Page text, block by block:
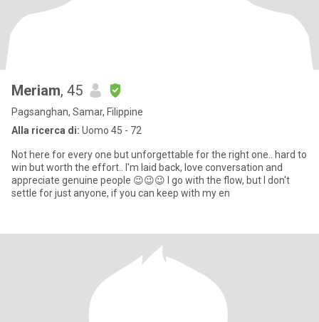
Meriam, 45
Pagsanghan, Samar, Filippine
Alla ricerca di: Uomo 45 - 72
Not here for every one but unforgettable for the right one.. hard to
win but worth the effort.. I'm laid back, love conversation and
appreciate genuine people 😉😉😉 I go with the flow, but I don't
settle for just anyone, if you can keep with my en